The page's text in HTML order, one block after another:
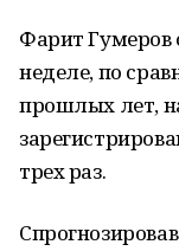
Фарит
неделе, по
прошлых лет,
трех раз.